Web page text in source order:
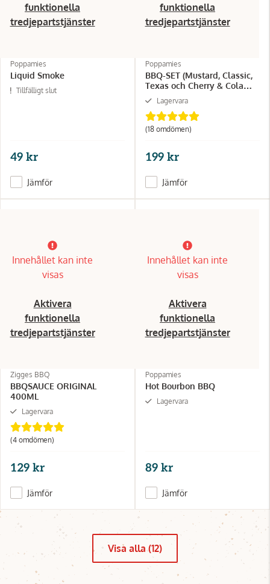
funktionella
tredjepartstjänster
Poppamies
Liquid Smoke
Tillfälligt slut
49 kr
Jämför
funktionella
tredjepartstjänster
Poppamies
BBQ-SET (Mustard, Classic,
Texas och Cherry & Cola
barbeque)
Lagervara
(18 omdömen)
199 kr
Jämför
Innehållet kan inte
visas
Aktivera
funktionella
tredjepartstjänster
Zigges BBQ
BBQSAUCE ORIGINAL
400ML
Lagervara
(4 omdömen)
129 kr
Jämför
Innehållet kan inte
visas
Aktivera
funktionella
tredjepartstjänster
Poppamies
Hot Bourbon BBQ
Lagervara
89 kr
Jämför
Visa alla (12)